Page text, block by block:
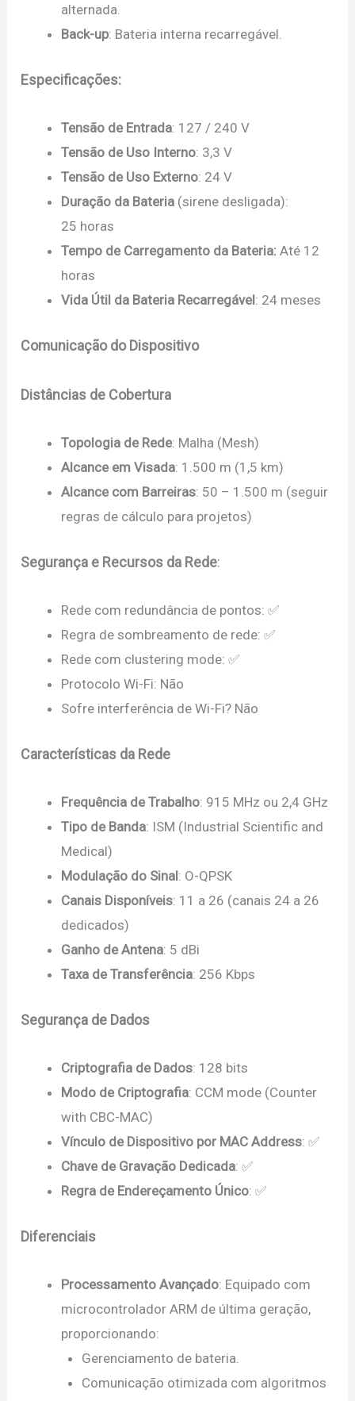
alternada.
Back-up: Bateria interna recarregável.
Especificações:
Tensão de Entrada: 127 / 240 V
Tensão de Uso Interno: 3,3 V
Tensão de Uso Externo: 24 V
Duração da Bateria (sirene desligada):
25 horas
Tempo de Carregamento da Bateria: Até 12
horas
Vida Útil da Bateria Recarregável: 24 meses
Comunicação do Dispositivo
Distâncias de Cobertura
Topologia de Rede: Malha (Mesh)
Alcance em Visada: 1.500 m (1,5 km)
Alcance com Barreiras: 50 – 1.500 m (seguir
regras de cálculo para projetos)
Segurança e Recursos da Rede:
Rede com redundância de pontos: ✅
Regra de sombreamento de rede: ✅
Rede com clustering mode: ✅
Protocolo Wi-Fi: Não
Sofre interferência de Wi-Fi? Não
Características da Rede
Frequência de Trabalho: 915 MHz ou 2,4 GHz
Tipo de Banda: ISM (Industrial Scientific and
Medical)
Modulação do Sinal: O-QPSK
Canais Disponíveis: 11 a 26 (canais 24 a 26
dedicados)
Ganho de Antena: 5 dBi
Taxa de Transferência: 256 Kbps
Segurança de Dados
Criptografia de Dados: 128 bits
Modo de Criptografia: CCM mode (Counter
with CBC-MAC)
Vínculo de Dispositivo por MAC Address: ✅
Chave de Gravação Dedicada: ✅
Regra de Endereçamento Único: ✅
Diferenciais
Processamento Avançado: Equipado com
microcontrolador ARM de última geração,
proporcionando:
Gerenciamento de bateria.
Comunicação otimizada com algoritmos